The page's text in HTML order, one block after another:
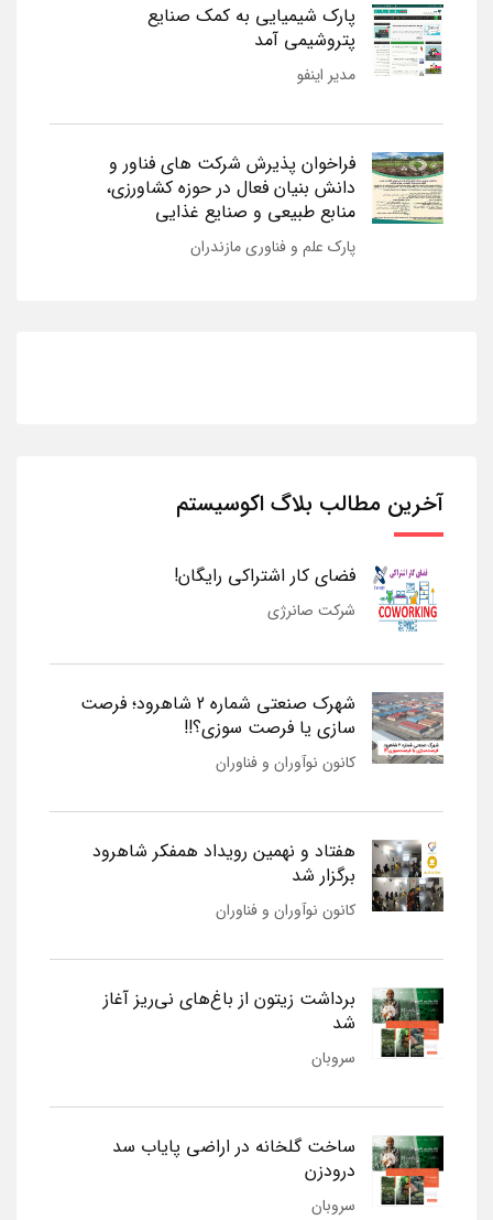
پارک شیمیایی به کمک صنایع
پتروشیمی آمد
مدیر اینفو
فراخوان پذیرش شرکت های فناور و
دانش بنیان فعال در حوزه کشاورزی،
منابع طبیعی و صنایع غذایی
پارک علم و فناوری مازندران
آخرین مطالب بلاگ اکوسیستم
فضای کار اشتراکی رایگان!
شرکت صانرژی
شهرک صنعتی شماره 2 شاهرود؛ فرصت
سازی یا فرصت سوزی؟!!
کانون نوآوران و فناوران
هفتاد و نهمین رویداد همفکر شاهرود
برگزار شد
کانون نوآوران و فناوران
برداشت زیتون از باغ‌های نی‌ریز آغاز
شد
سروبان
ساخت گلخانه در اراضی پایاب سد
درودزن
سروبان